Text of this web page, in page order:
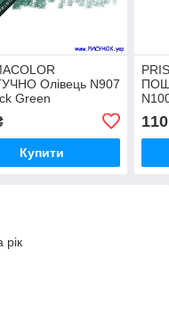
Олівець N907
Green
Купити
110
рік